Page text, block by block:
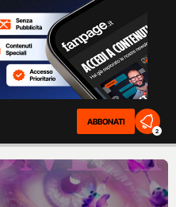
ABBONATI
2